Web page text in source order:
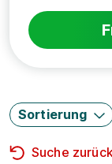
Sortierung
Suche